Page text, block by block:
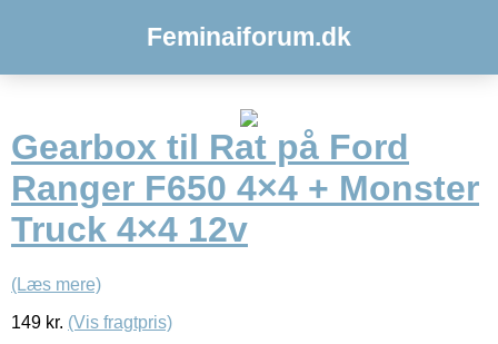
Feminaiforum.dk
Gearbox til Rat på Ford
Ranger F650 4×4 + Monster
Truck 4×4 12v
(Læs mere)
149 kr. (Vis fragtpris)